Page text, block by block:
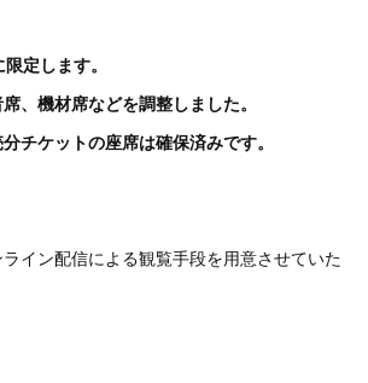
定します。
、機材席などを調整しました。
チケットの座席は確保済みです。
ライン配信による観覧手段を用意させていた